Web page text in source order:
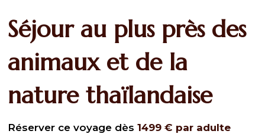
Séjour au plus près des
animaux et de la
nature thaïlandaise
Réserver ce voyage dès1499 € par adulte